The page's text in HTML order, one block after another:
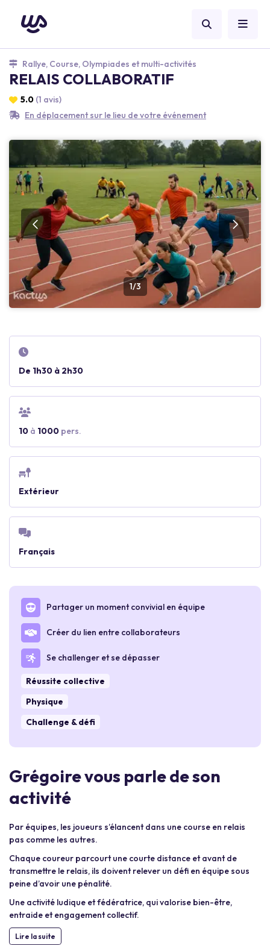
Rallye, Course, Olympiades et multi-activités
RELAIS COLLABORATIF
5.0 (1 avis)
En déplacement sur le lieu de votre événement
1/3
De 1h30 à 2h30
10 à 1000 pers.
Extérieur
Français
Partager un moment convivial en équipe
Créer du lien entre collaborateurs
Se challenger et se dépasser
Réussite collective
Physique
Challenge & défi
Grégoire vous parle de son
activité
Par équipes, les joueurs s’élancent dans une course en relais
pas comme les autres.
Chaque coureur parcourt une courte distance et avant de
transmettre le relais, ils doivent relever un défi en équipe sous
peine d’avoir une pénalité.
Une activité ludique et fédératrice, qui valorise bien-être,
entraide et engagement collectif.
Lire la suite